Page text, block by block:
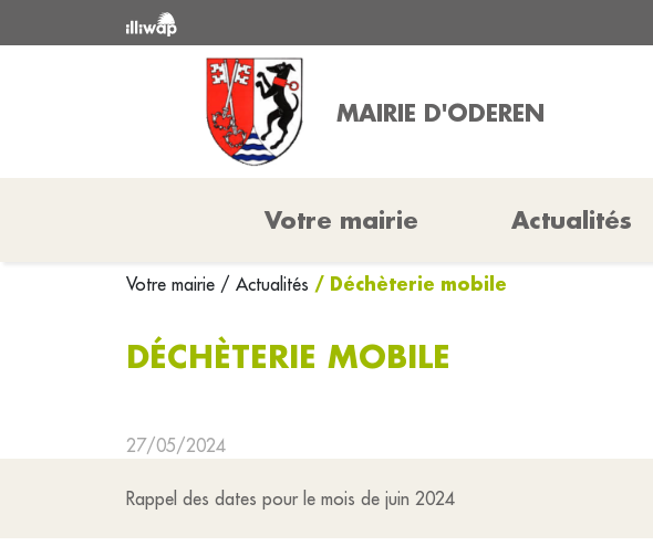
MAIRIE D'ODEREN
Votre mairie Actualités
Votre mairie / Actualités / Déchèterie mobile
DÉCHÈTERIE MOBILE
27/05/2024
Rappel des dates pour le mois de juin 2024